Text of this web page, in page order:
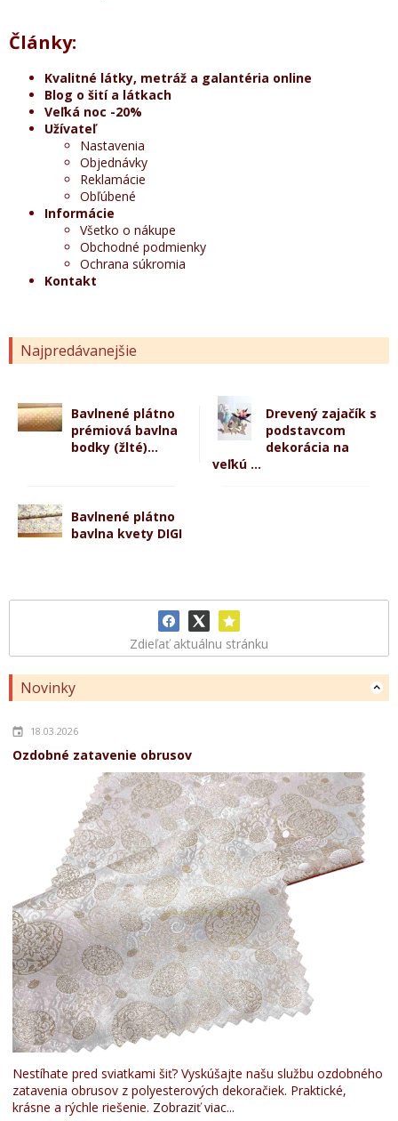
Najpredávanejšie
Bavlnené plátno
prémiová bavlna
bodky (žlté)...
Drevený zajačík s
podstavcom
dekorácia na
veľkú ...
Bavlnené plátno
bavlna kvety DIGI
Zdieľať aktuálnu stránku
Novinky
18.03.2026
Ozdobné zatavenie obrusov
Nestíhate pred sviatkami šiť? Vyskúšajte našu službu ozdobného
zatavenia obrusov z polyesterových dekoračiek. Praktické,
krásne a rýchle riešenie. Zobraziť viac...
Články:
Kvalitné látky, metráž a galantéria online
Blog o šití a látkach
Veľká noc -20%
Užívateľ
Nastavenia
Objednávky
Reklamácie
Obľúbené
Informácie
Všetko o nákupe
Obchodné podmienky
Ochrana súkromia
Kontakt